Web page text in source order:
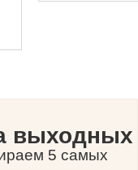
выходных
5 самых